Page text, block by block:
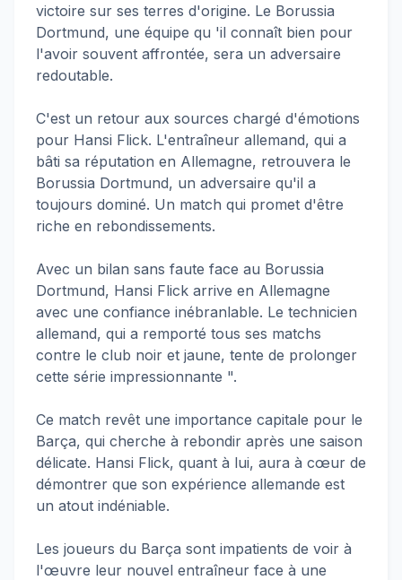
victoire sur ses terres d'origine. Le Borussia
Dortmund, une équipe qu 'il connaît bien pour
l'avoir souvent affrontée, sera un adversaire
redoutable.
C'est un retour aux sources chargé d'émotions
pour Hansi Flick. L'entraîneur allemand, qui a
bâti sa réputation en Allemagne, retrouvera le
Borussia Dortmund, un adversaire qu'il a
toujours dominé. Un match qui promet d'être
riche en rebondissements.
Avec un bilan sans faute face au Borussia
Dortmund, Hansi Flick arrive en Allemagne
avec une confiance inébranlable. Le technicien
allemand, qui a remporté tous ses matchs
contre le club noir et jaune, tente de prolonger
cette série impressionnante ".
Ce match revêt une importance capitale pour le
Barça, qui cherche à rebondir après une saison
délicate. Hansi Flick, quant à lui, aura à cœur de
démontrer que son expérience allemande est
un atout indéniable.
Les joueurs du Barça sont impatients de voir à
l'œuvre leur nouvel entraîneur face à une